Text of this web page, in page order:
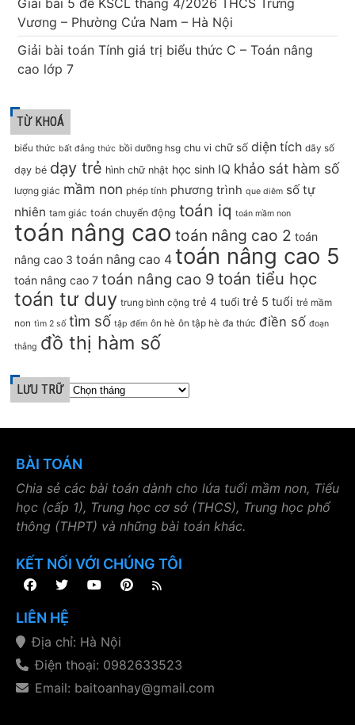
Giải bài 5 đề KSCL tháng 4/2026 THCS Trưng
Vương – Phường Cửa Nam – Hà Nội
Giải bài toán Tính giá trị biểu thức C – Toán nâng
cao lớp 7
TỪ KHOÁ
biểu thức bất đẳng thức bồi dưỡng hsg chu vi chữ số diện tích dãy số
dạy bé dạy trẻ hình chữ nhật học sinh IQ khảo sát hàm số
lượng giác mầm non phép tính phương trình que diêm số tự
nhiên tam giác toán chuyển động toán iq toán mầm non
toán nâng cao toán nâng cao 2 toán
nâng cao 3 toán nâng cao 4 toán nâng cao 5
toán nâng cao 7 toán nâng cao 9 toán tiểu học
toán tư duy trung bình cộng trẻ 4 tuổi trẻ 5 tuổi trẻ mầm
non tìm 2 số tìm số tập đếm ôn hè ôn tập hè đa thức điền số đoạn
thẳng đồ thị hàm số
LƯU TRỮ
BÀI TOÁN
Chia sẻ các bài toán dành cho lứa tuổi mầm non, Tiểu
học (cấp 1), Trung học cơ sở (THCS), Trung học phổ
thông (THPT) và những bài toán khác.
KẾT NỐI VỚI CHÚNG TÔI
LIÊN HỆ
Địa chỉ: Hà Nội
Điện thoại: 0982633523
Email: baitoanhay@gmail.com